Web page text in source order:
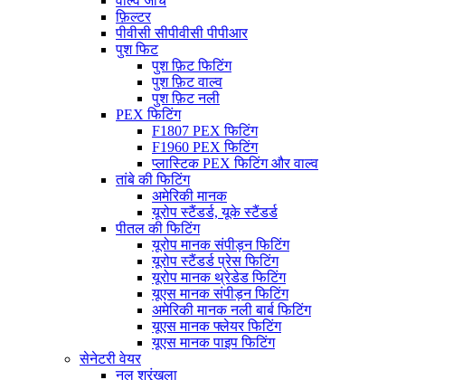
फ़िल्टर
पीवीसी सीपीवीसी पीपीआर
पुश फिट
पुश फ़िट फिटिंग
पुश फ़िट वाल्व
पुश फ़िट नली
PEX फिटिंग
F1807 PEX फिटिंग
F1960 PEX फिटिंग
प्लास्टिक PEX फिटिंग और वाल्व
तांबे की फिटिंग
अमेरिकी मानक
यूरोप स्टैंडर्ड, यूके स्टैंडर्ड
पीतल की फिटिंग
यूरोप मानक संपीड़न फिटिंग
यूरोप स्टैंडर्ड प्रेस फिटिंग
यूरोप मानक थ्रेडेड फिटिंग
यूएस मानक संपीड़न फिटिंग
अमेरिकी मानक नली बार्ब फिटिंग
यूएस मानक फ्लेयर फिटिंग
यूएस मानक पाइप फिटिंग
सेनेटरी वेयर
नल श्रृंखला